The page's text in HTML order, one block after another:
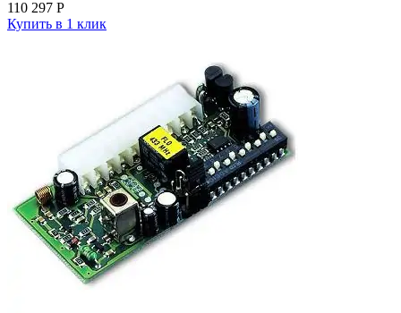
110 297 Р
Купить в 1 клик